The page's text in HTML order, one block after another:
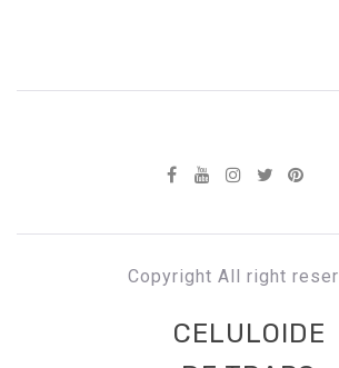
Copyright All right
CELULOIDE